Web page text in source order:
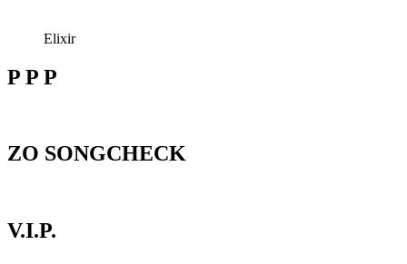
Elixir
P P P
ZO SONGCHECK
V.I.P.